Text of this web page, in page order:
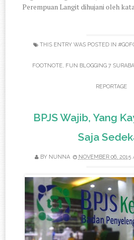
Perempuan Langit dihujani oleh
THIS ENTRY WAS POSTED IN
FOOTNOTE, FUN BLOGGING 7
REPORTAGE
BPJS Wajib, Yang
Saja
BY NUNNA NOVEMBER 06, 2015